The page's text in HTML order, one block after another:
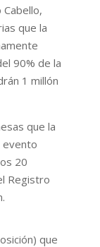
que la
90% de la
1 millón
que la
evento
20
Registro
que